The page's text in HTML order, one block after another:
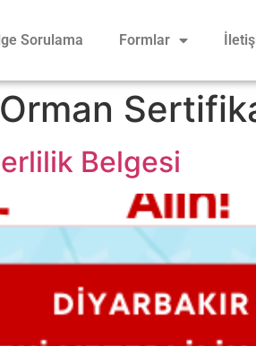
Sorulama Formlar
Belgesi